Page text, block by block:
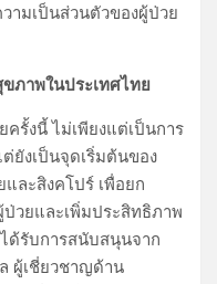
ามเป็นส่วนตัวของผู้ป่วย
ภาพในประเทศไทย
ครั้งนี้ ไม่เพียงแต่เป็นการ
ยังเป็นจุดเริ่มต้นของ
ละสิงคโปร์ เพื่อยก
วยและเพิ่มประสิทธิภาพ
ด้รับการสนับสนุนจาก
ผู้เชี่ยวชาญด้าน